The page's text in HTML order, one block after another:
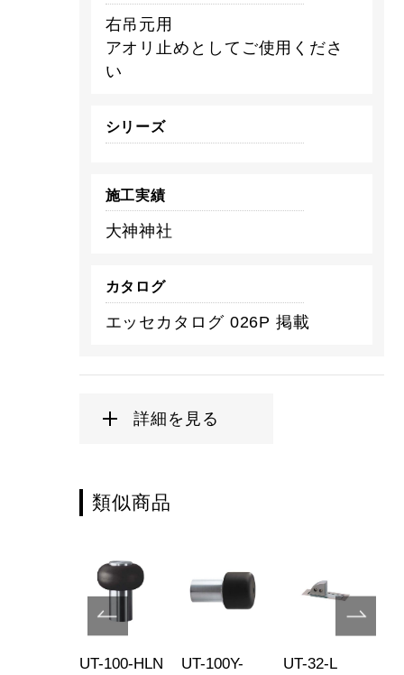
右吊元用
アオリ止めとしてご使用くださ
い
シリーズ
施工実績
大神神社
カタログ
エッセカタログ 026P 掲載
詳細を見る
類似商品
UT-100-HLN
UT-100Y-
UT-32-L